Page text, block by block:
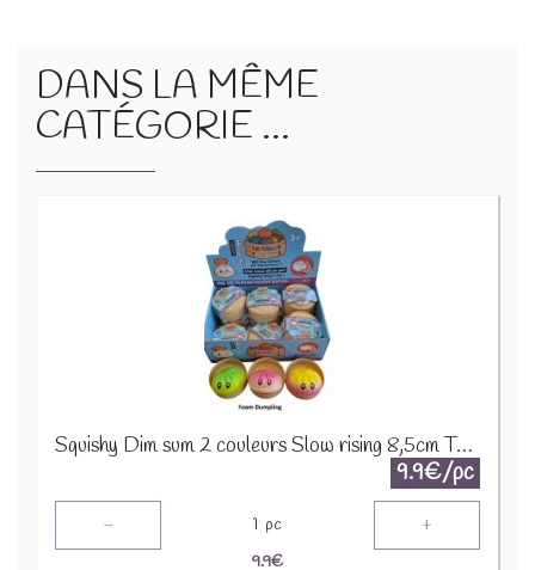
DANS LA MÊME
CATÉGORIE ...
Squishy Dim sum 2 couleurs Slow rising 8,5cm TOY003-009
9.9€/pc
- 1 pc +
9.9€